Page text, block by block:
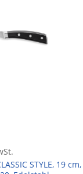
STYLE, 19 cm,